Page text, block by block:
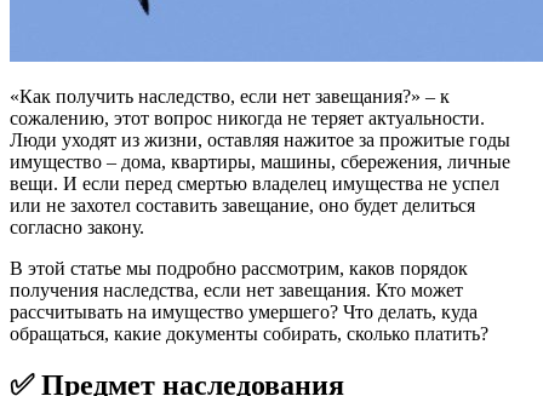
«Как получить наследство, если нет завещания?» – к
сожалению, этот вопрос никогда не теряет актуальности.
Люди уходят из жизни, оставляя нажитое за прожитые годы
имущество – дома, квартиры, машины, сбережения, личные
вещи. И если перед смертью владелец имущества не успел
или не захотел составить завещание, оно будет делиться
согласно закону.
В этой статье мы подробно рассмотрим, каков порядок
получения наследства, если нет завещания. Кто может
рассчитывать на имущество умершего? Что делать, куда
обращаться, какие документы собирать, сколько платить?
✅ Предмет наследования